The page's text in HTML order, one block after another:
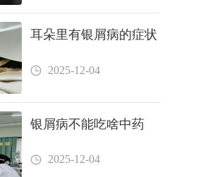
耳朵里有银屑病的症状
2025-12-04
银屑病不能吃啥中药
2025-12-04